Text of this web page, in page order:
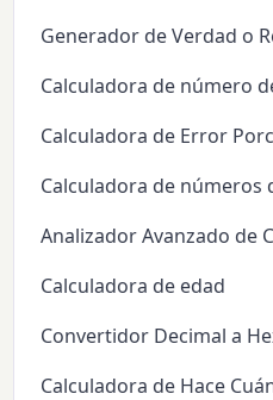
Generador de Verdad o
Calculadora de número
Calculadora de Error
Calculadora de números
Analizador Avanzado de
Calculadora de edad
Convertidor Decimal a
Calculadora de Hace